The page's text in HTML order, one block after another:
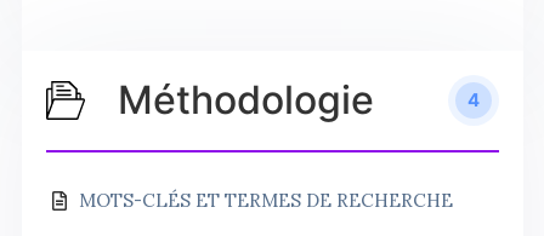
Méthodologie 4
MOTS-CLÉS ET TERMES DE RECHERCHE